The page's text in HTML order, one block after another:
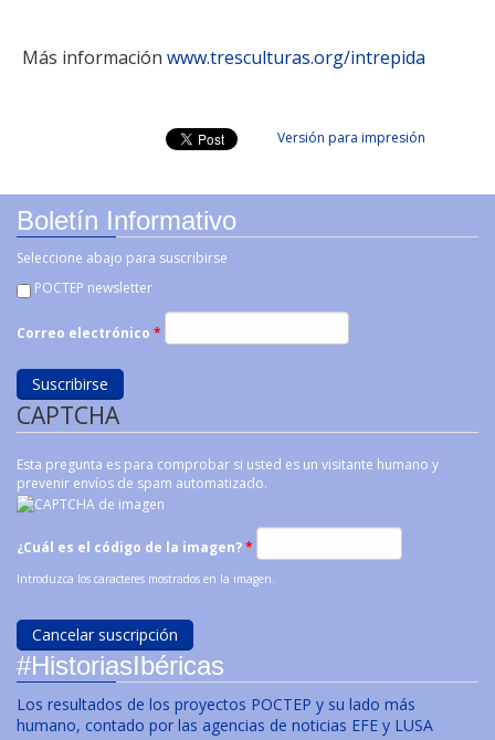
Más información www.tresculturas.org/intrepida
Versión para impresión
Boletín Informativo
Seleccione abajo para suscribirse
POCTEP newsletter
Correo electrónico *
CAPTCHA
Esta pregunta es para comprobar si usted es un visitante humano y
prevenir envíos de spam automatizado.
¿Cuál es el código de la imagen?*
Introduzca los caracteres mostrados en la imagen.
#HistoriasIbéricas
Los resultados de los proyectos POCTEP y su lado más
humano, contado por las agencias de noticias EFE y LUSA